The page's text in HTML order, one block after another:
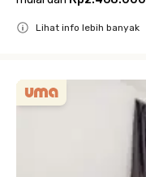
Lihat info lebih banyak